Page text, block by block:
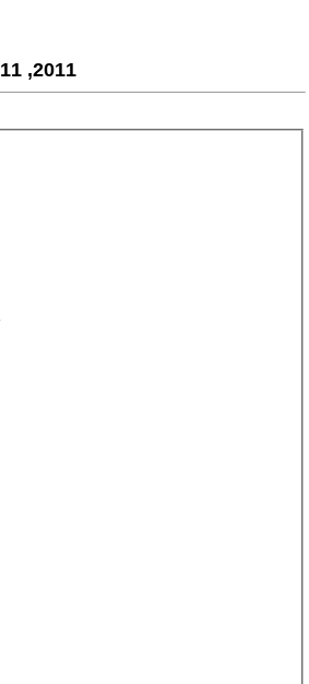
2011, 21/9/2011, مشاهدة, اليوم, القاهرة, احدث, تحميل, برنامج, حمدين, صباحى, عمرو